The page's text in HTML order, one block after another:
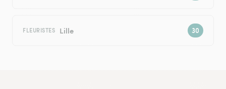
FLEURISTES Lille